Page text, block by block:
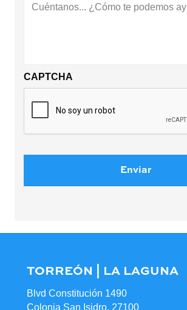
CAPTCHA
TORREÓN | LA LAGUNA
Blvd Constitución 1490
Colonia San Isidro, 27100